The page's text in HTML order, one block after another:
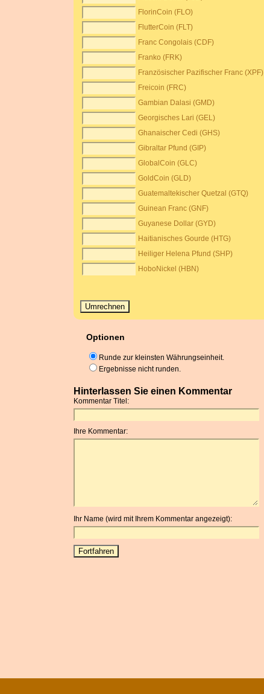
FlorinCoin (FLO)
FlutterCoin (FLT)
Franc Congolais (CDF)
Franko (FRK)
Französischer Pazifischer Franc (XPF)
Freicoin (FRC)
Gambian Dalasi (GMD)
Georgisches Lari (GEL)
Ghanaischer Cedi (GHS)
Gibraltar Pfund (GIP)
GlobalCoin (GLC)
GoldCoin (GLD)
Guatemaltekischer Quetzal (GTQ)
Guinean Franc (GNF)
Guyanese Dollar (GYD)
Haitianisches Gourde (HTG)
Heiliger Helena Pfund (SHP)
HoboNickel (HBN)
Optionen
Runde zur kleinsten Währungseinheit.
Ergebnisse nicht runden.
Hinterlassen Sie einen Kommentar
Kommentar Titel:
Ihre Kommentar:
Ihr Name (wird mit Ihrem Kommentar angezeigt):